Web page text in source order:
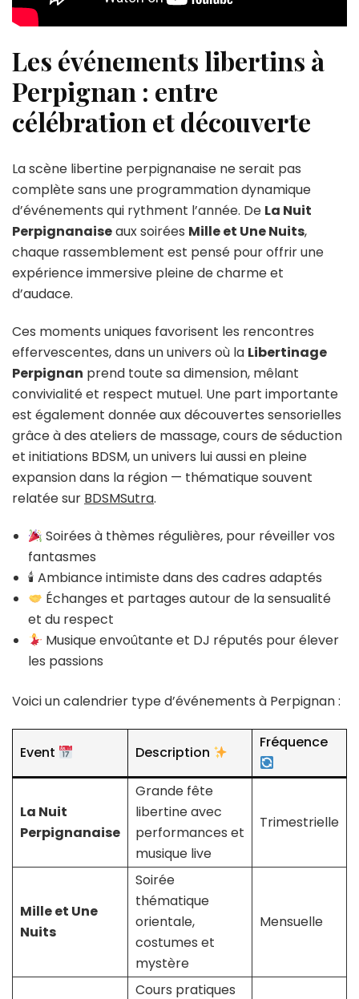
Les événements libertins à
Perpignan : entre
célébration et découverte
La scène libertine perpignanaise ne serait pas
complète sans une programmation dynamique
d’événements qui rythment l’année. De La Nuit
Perpignanaiseaux soirées Mille et Une Nuits,
chaque rassemblement est pensé pour offrir une
expérience immersive pleine de charme et
d’audace.
Ces moments uniques favorisent les rencontres
effervescentes, dans un univers où la Libertinage
Perpignan prend toute sa dimension, mêlant
convivialité et respect mutuel. Une part importante
est également donnée aux découvertes sensorielles
grâce à des ateliers de massage, cours de séduction
et initiations BDSM, un univers lui aussi en pleine
expansion dans la région — thématique souvent
relatée sur BDSMSutra.
Soirées à thèmes régulières, pour réveiller vos
fantasmes
🕯 Ambiance intimiste dans des cadres adaptés
Échanges et partages autour de la sensualité
et du respect
Musique envoûtante et DJ réputés pour élever
les passions
Voici un calendrier type d’événements à Perpignan :
Event Description
Fréquence
La Nuit
Perpignanaise
Grande fête
libertine avec
performances et
musique live
Trimestrielle
Mille et Une
Nuits
Soirée
thématique
orientale,
costumes et
mystère
Mensuelle
Cours pratiques